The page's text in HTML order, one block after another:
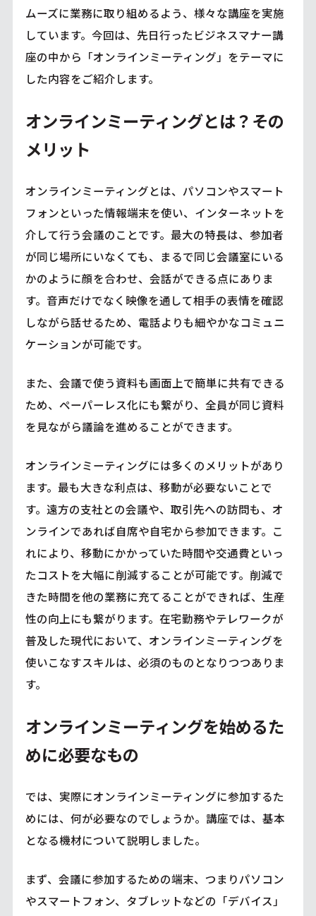
ムーズに業務に取り組めるよう、様々な講座を実施
しています。今回は、先日行ったビジネスマナー講
座の中から「オンラインミーティング」をテーマに
した内容をご紹介します。
オンラインミーティングとは？その
メリット
オンラインミーティングとは、パソコンやスマート
フォンといった情報端末を使い、インターネットを
介して行う会議のことです。最大の特長は、参加者
が同じ場所にいなくても、まるで同じ会議室にいる
かのように顔を合わせ、会話ができる点にありま
す。音声だけでなく映像を通して相手の表情を確認
しながら話せるため、電話よりも細やかなコミュニ
ケーションが可能です。
また、会議で使う資料も画面上で簡単に共有できる
ため、ペーパーレス化にも繋がり、全員が同じ資料
を見ながら議論を進めることができます。
オンラインミーティングには多くのメリットがあり
ます。最も大きな利点は、移動が必要ないことで
す。遠方の支社との会議や、取引先への訪問も、オ
ンラインであれば自席や自宅から参加できます。こ
れにより、移動にかかっていた時間や交通費といっ
たコストを大幅に削減することが可能です。削減で
きた時間を他の業務に充てることができれば、生産
性の向上にも繋がります。在宅勤務やテレワークが
普及した現代において、オンラインミーティングを
使いこなすスキルは、必須のものとなりつつありま
す。
オンラインミーティングを始めるた
めに必要なもの
では、実際にオンラインミーティングに参加するた
めには、何が必要なのでしょうか。講座では、基本
となる機材について説明しました。
まず、会議に参加するための端末、つまりパソコン
やスマートフォン、タブレットなどの「デバイス」